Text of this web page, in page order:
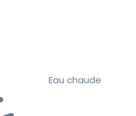
Eau chaude